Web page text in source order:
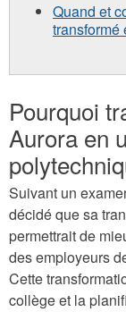
Quand et
transformé
Pourquoi
Aurora en
Suivant un
décidé que sa
permettrait de
des employeurs
Cette
collège et la